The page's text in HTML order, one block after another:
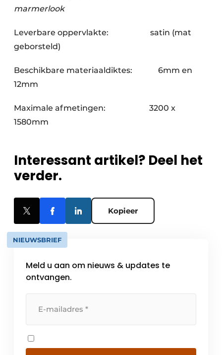
marmerlook
Leverbare oppervlakte: satin (mat
geborsteld)
Beschikbare materiaaldiktes: 6mm en
12mm
Maximale afmetingen: 3200 x
1580mm
Interessant artikel? Deel het
verder.
Kopieer
NIEUWSBRIEF
Meld u aan om nieuws & updates te
ontvangen.